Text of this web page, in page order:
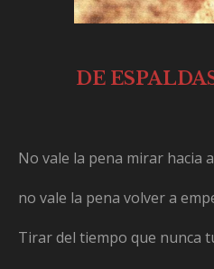
DE
No vale la pena mirar hacia
no vale la pena volver a
Tirar del tiempo que nunca